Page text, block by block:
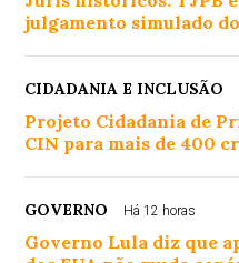
julgamento simulado do
CIDADANIA E INCLUSÃO
Projeto Cidadania de
CIN para mais de 400
GOVERNO Há 12 horas
Governo Lula diz que